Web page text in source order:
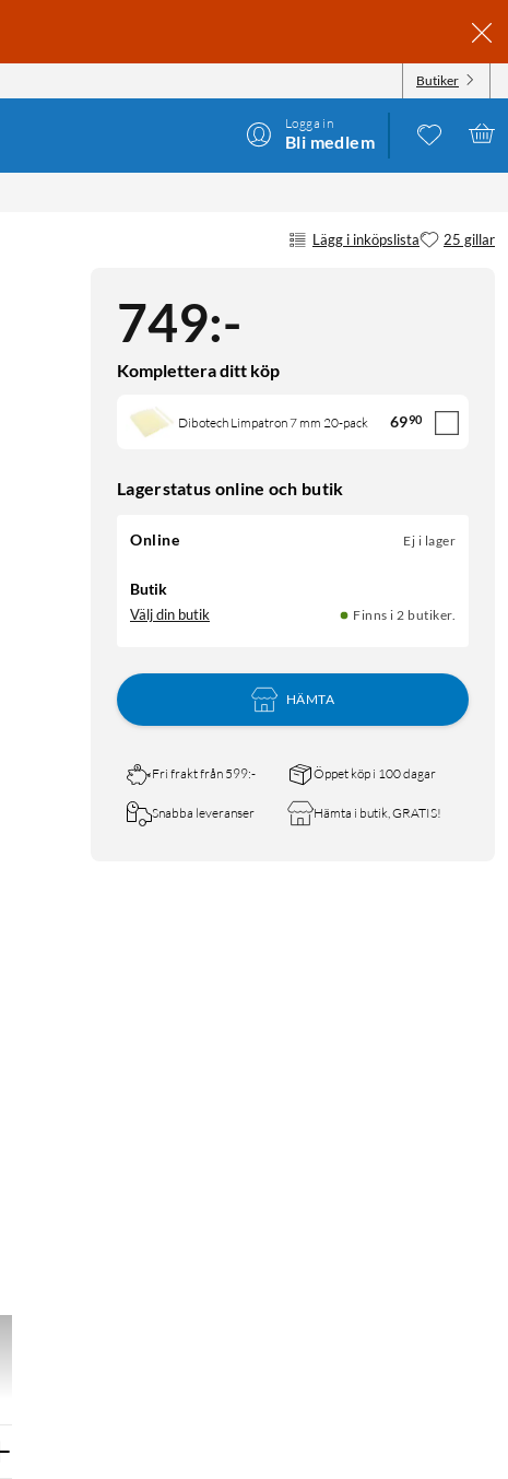
Butiker
Logga in
Bli medlem
Lägg i inköpslista 25 gillar
749:-
Komplettera ditt köp
Dibotech Limpatron 7 mm 20-pack 6990
Lagerstatus online och butik
Online Ej i lager
Butik
Välj din butik Finns i 2 butiker.
HÄMTA
Fri frakt från 599:- Öppet köp i 100 dagar
Snabba leveranser Hämta i butik, GRATIS!